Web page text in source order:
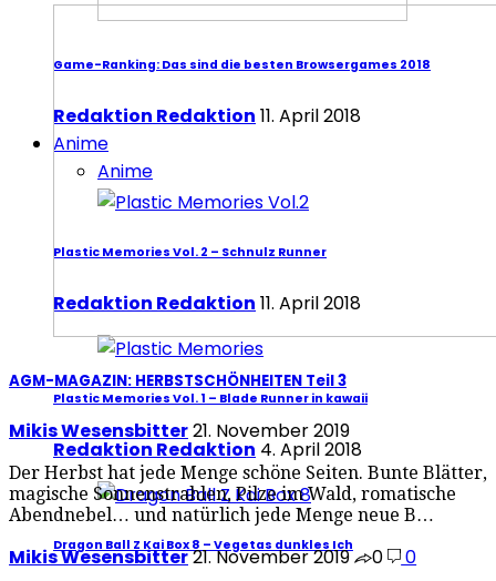
Game-Ranking: Das sind die besten Browsergames 2018
Redaktion Redaktion 11. April 2018
Anime
Anime
Plastic Memories Vol. 2 – Schnulz Runner
Redaktion Redaktion 11. April 2018
Plastic Memories Vol. 1 – Blade Runner in kawaii
Redaktion Redaktion 4. April 2018
Dragon Ball Z Kai Box 8 – Vegetas dunkles Ich
AGM-MAGAZIN: HERBSTSCHÖNHEITEN Teil 3
Mikis Wesensbitter21. November 2019
Der Herbst hat jede Menge schöne Seiten. Bunte Blätter,
magische Sonnenstrahlen, Pilze im Wald, romatische
Abendnebel… und natürlich jede Menge neue B…
Mikis Wesensbitter21. November 2019 0 0